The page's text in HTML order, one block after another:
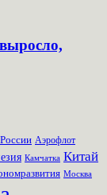
Аэрофлот
Камчатка Китай
Москва